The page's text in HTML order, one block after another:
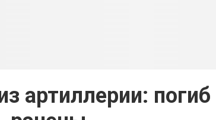
артиллерии: